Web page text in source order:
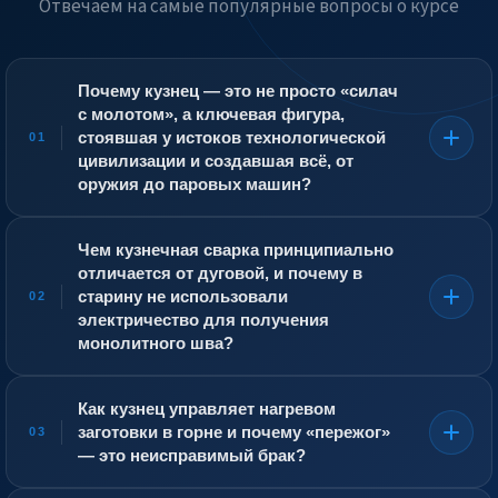
Отвечаем на самые популярные вопросы о курсе
01
Почему кузнец — это не просто «силач
с молотом», а ключевая фигура,
стоявшая у истоков технологической
цивилизации и создавшая всё, от
оружия до паровых машин?
раскалённого металла, придавая ему форму и улучшая
структуру. Он не просто бьёт молотом, а знает
критические температуры ковки для каждой марки
стали, умеет «читать» цвета побежалости, сваривать
металл в горне (кузнечная сварка) и
термообрабатывать готовое изделие (закалка,
Сегодня художественная ковка стала элитным
ремеслом, а свободная ковка — основой для
изготовления уникальных деталей в судостроении и
02
Чем кузнечная сварка принципиально
отличается от дуговой, и почему в
старину не использовали
электричество для получения
монолитного шва?
металла в твёрдом, но пластичном состоянии путём их
нагрева до «белого каления» (около 1200–1300 °C),
посыпания флюсом (чистым кварцевым песком) для
растворения окалины и проковки молотом. Атомы
03
Как кузнец управляет нагревом
заготовки в горне и почему «пережог»
— это неисправимый брак?